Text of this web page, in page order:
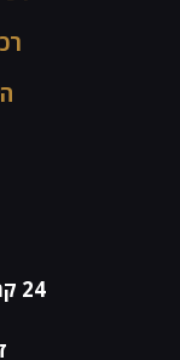
24 קראט